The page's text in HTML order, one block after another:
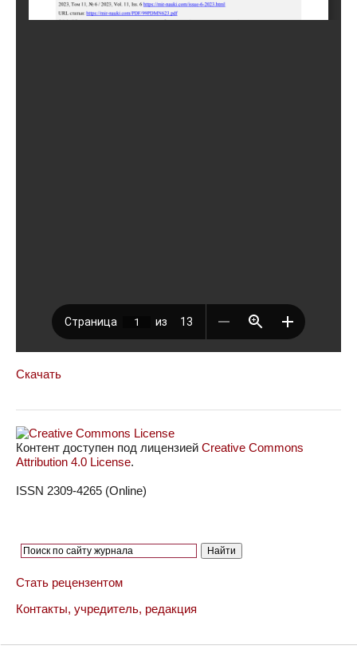
Скачать
Контент доступен под лицензией Creative Commons
Attribution 4.0 License.
ISSN 2309-4265 (Online)
Стать рецензентом
Контакты, учредитель, редакция